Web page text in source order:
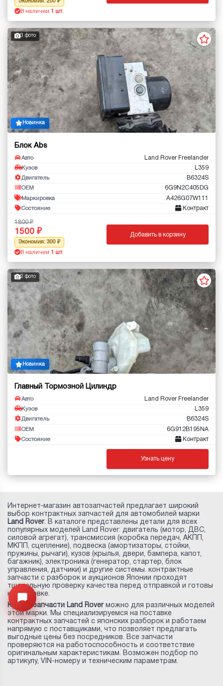
Экономия: 200
В наличии: 1 шт.
3 фото
Новинка
Блок Abs
Авто Land Rover Freelander
Кузов L359
Двигатель B6324S
OEM 6G9N2C405DG
Маркировка A426G07W111
Состояние Контракт
1800
1500
Экономия: 300
В наличии: 1 шт.
Добавить в корзину
2 фото
Новинка
Главный Тормозной Цилиндр
Авто Land Rover Freelander
Кузов L359
Двигатель B6324S
OEM 6G912B195NA
Состояние Контракт
Узнать цену
Узнайте цену запчасти -> Открыть меню
Интернет-магазин автозапчастей предлагает широкий
выбор контрактных запчастей для автомобилей марки
Land Rover. В каталоге представлены детали для всех
популярных моделей Land Rover: двигатель (мотор, ДВС,
силовой агрегат), трансмиссия (коробка передач, АКПП,
МКПП, сцепление), подвеска (амортизаторы, стойки,
пружины, рычаги), кузов (крылья, двери, бампера, капот,
багажник), электроника (генератор, стартер, блок
управления, датчики) и другие системы. контрактные
запчасти с разборок и аукционов Японии проходят
тщательную проверку качества перед отправкой и готовы
к установке.
Купить запчасти Land Roverможно для различных моделей
этой марки. Мы специализируемся на поставке
контрактных запчастей с японских разборок и работаем
напрямую с поставщиками, что позволяет предлагать
выгодные цены без посредников. Все запчасти
проверяются на работоспособность и соответствие
оригинальным характеристикам. Возможен подбор по
артикулу, VIN-номеру и техническим параметрам.